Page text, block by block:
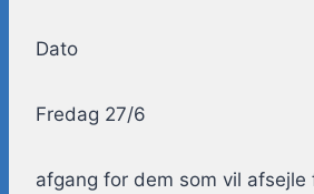
Dato
Fredag 27/6
afgang for dem som vil afsejle